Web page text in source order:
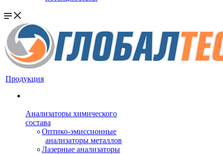
Продукция
Анализаторы химического
состава
Оптико-эмиссионные
анализаторы металлов
Лазерные анализаторы